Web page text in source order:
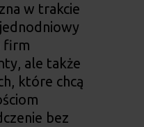
w trakcie
firm
ale także
które chcą
bez